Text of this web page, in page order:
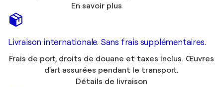
En savoir plus
Livraison internationale. Sans frais supplémentaires.
Frais de port, droits de douane et taxes inclus. Œuvres
d'art assurées pendant le transport.
Détails de livraison